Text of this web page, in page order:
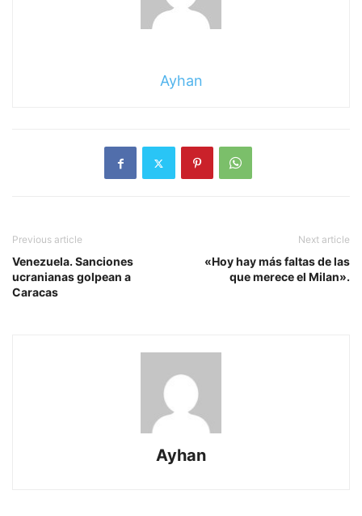
Ayhan
Previous article
Venezuela. Sanciones
ucranianas golpean a
Caracas
Next article
«Hoy hay más faltas de las
que merece el Milan».
Ayhan